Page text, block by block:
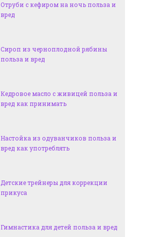
Отруби с кефиром на ночь польза и
вред
Сироп из черноплодной рябины
польза и вред
Кедровое масло с живицей польза и
вред как принимать
Настойка из одуванчиков польза и
вред как употреблять
Детские трейнеры для коррекции
прикуса
Гимнастика для детей польза и вред